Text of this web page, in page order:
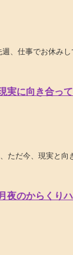
、仕事でお休みし
実に向き合っ
ただ今、現実と向
月夜のからくり